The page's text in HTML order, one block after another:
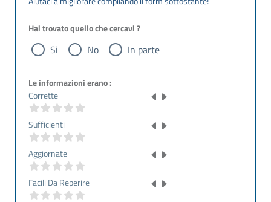
Hai trovato quello che cercavi ?
Si No In parte
Le informazioni erano :
Corrette
Sufficienti
Aggiornate
Facili Da Reperire